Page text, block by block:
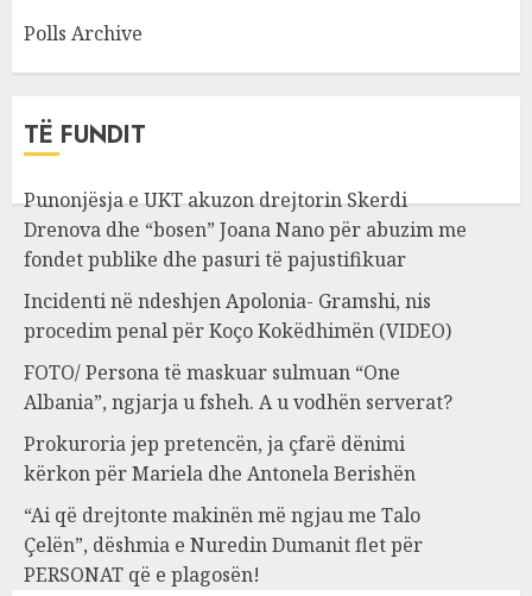
Polls Archive
TË FUNDIT
Punonjësja e UKT akuzon drejtorin Skerdi
Drenova dhe “bosen” Joana Nano për abuzim me
fondet publike dhe pasuri të pajustifikuar
Incidenti në ndeshjen Apolonia- Gramshi, nis
procedim penal për Koço Kokëdhimën (VIDEO)
FOTO/ Persona të maskuar sulmuan “One
Albania”, ngjarja u fsheh. A u vodhën serverat?
Prokuroria jep pretencën, ja çfarë dënimi
kërkon për Mariela dhe Antonela Berishën
“Ai që drejtonte makinën më ngjau me Talo
Çelën”, dëshmia e Nuredin Dumanit flet për
PERSONAT që e plagosën!